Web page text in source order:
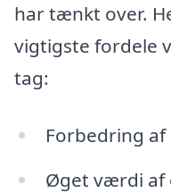
har tænkt over.
vigtigste fordele
tag:
Forbedring
Øget værdi af